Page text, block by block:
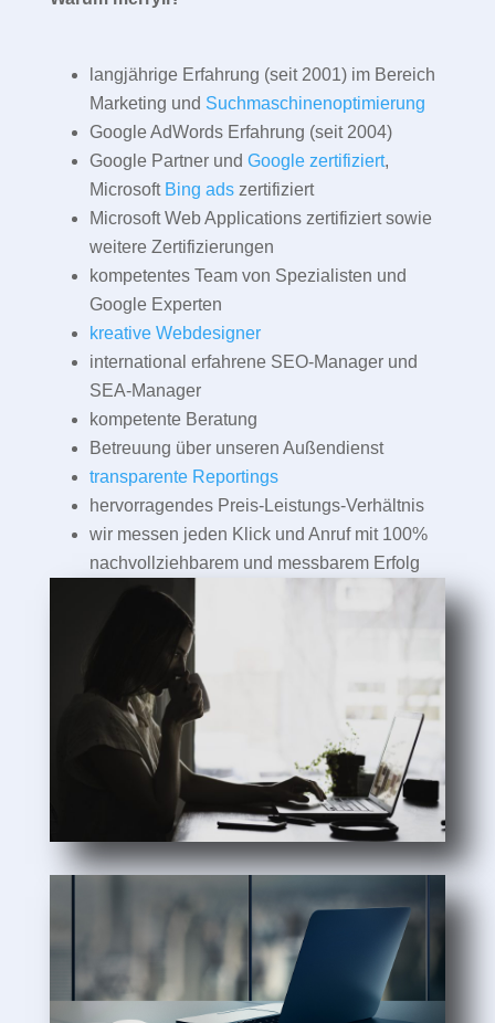
langjährige Erfahrung (seit 2001) im Bereich
Marketing und Suchmaschinenoptimierung
Google AdWords Erfahrung (seit 2004)
Google Partner und Google zertifiziert,
Microsoft Bing adszertifiziert
Microsoft Web Applications zertifiziert sowie
weitere Zertifizierungen
kompetentes Team von Spezialisten und
Google Experten
kreative Webdesigner
international erfahrene SEO-Manager und
SEA-Manager
kompetente Beratung
Betreuung über unseren Außendienst
transparente Reportings
hervorragendes Preis-Leistungs-Verhältnis
wir messen jeden Klick und Anruf mit 100%
nachvollziehbarem und messbarem Erfolg